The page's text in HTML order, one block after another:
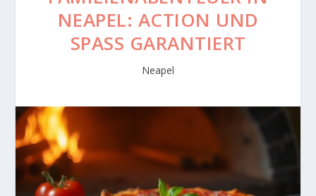
NEAPEL: ACTION UND
SPASS GARANTIERT
Neapel